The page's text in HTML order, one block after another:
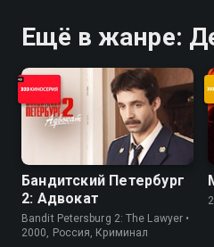
Ещё в жанре:
Бандитский Петербург
2: Адвокат
Bandit Petersburg 2: The Lawyer •
2000, Россия, Криминал